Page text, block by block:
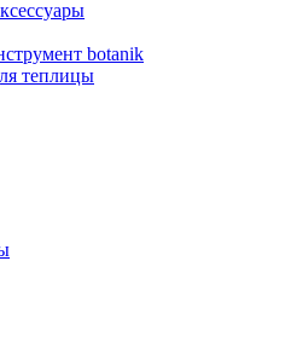
botanik
теплицы